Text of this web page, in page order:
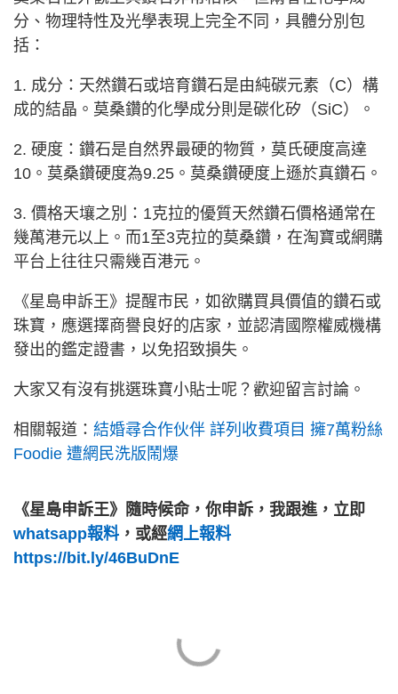
分、物理特性及光學表現上完全不同，具體分別包
括：
1. 成分：天然鑽石或培育鑽石是由純碳元素（C）構
成的結晶。莫桑鑽的化學成分則是碳化矽（SiC）。
2. 硬度：鑽石是自然界最硬的物質，莫氏硬度高達
10。莫桑鑽硬度為9.25。莫桑鑽硬度上遜於真鑽石。
3. 價格天壤之別：1克拉的優質天然鑽石價格通常在
幾萬港元以上。而1至3克拉的莫桑鑽，在淘寶或網購
平台上往往只需幾百港元。
《星島申訴王》提醒市民，如欲購買具價值的鑽石或
珠寶，應選擇商譽良好的店家，並認清國際權威機構
發出的鑑定證書，以免招致損失。
大家又有沒有挑選珠寶小貼士呢？歡迎留言討論。
相關報道： 結婚尋合作伙伴 詳列收費項目 擁7萬粉絲
Foodie 遭網民洗版鬧爆
《星島申訴王》隨時候命，你申訴，我跟進，立即
whatsapp報料，或經網上報料
https://bit.ly/46BuDnE